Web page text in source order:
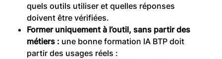
quels outils utiliser et quelles réponses
doivent être vérifiées.
Former uniquement à l’outil, sans partir des
métiers : une bonne formation IA BTP doit
partir des usages réels :